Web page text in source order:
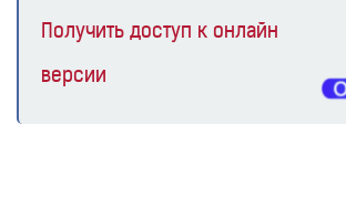
Получить доступ к онлайн
версии